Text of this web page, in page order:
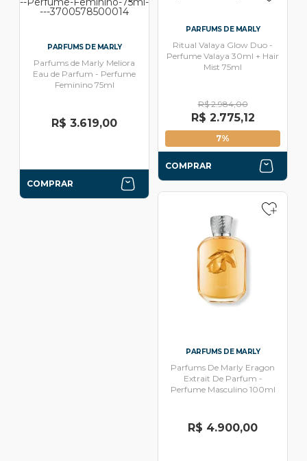
PARFUMS DE MARLY
Parfums de Marly Meliora
Eau de Parfum - Perfume
Feminino 75ml
R$ 3.619,00
COMPRAR
PARFUMS DE MARLY
Ritual Valaya Glow Duo -
Perfume Valaya 30ml + Hair
Mist 75ml
R$ 2.984,00
R$ 2.775,12
7%
COMPRAR
PARFUMS DE MARLY
Parfums De Marly Eragon
Extrait De Parfum -
Perfume Masculino 100ml
R$ 4.900,00